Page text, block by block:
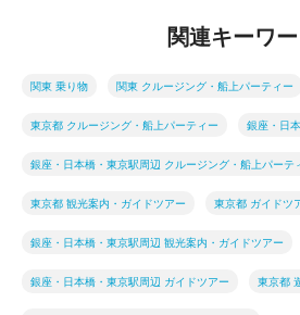
関連キーワ
関東 乗り物 関東 クルージング・船上パーティー
東京都 クルージング・船上パーティー 銀座・日
銀座・日本橋・東京駅周辺 クルージング・船上パーテ
東京都 観光案内・ガイドツアー 東京都 ガイドツ
銀座・日本橋・東京駅周辺 観光案内・ガイドツアー
銀座・日本橋・東京駅周辺 ガイドツアー 東京都